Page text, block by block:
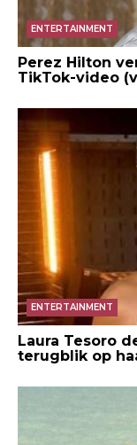
ENTERTAINMENT
Perez Hilton
TikTok-video
ENTERTAINMENT
Laura Tesoro
terugblik op